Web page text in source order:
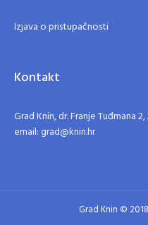
Izjava o pristupačnosti
Kontakt
Grad Knin, dr. Franje Tuđmana
email: grad@knin.hr
Grad Knin ©